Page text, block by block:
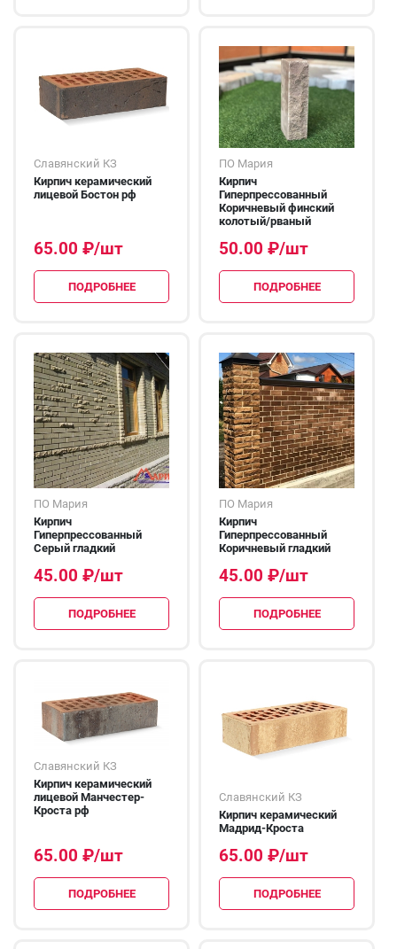
Славянский КЗ
Кирпич керамический
лицевой Бостон рф
65.00 ₽/шт
ПОДРОБНЕЕ
ПО Мария
Кирпич
Гиперпрессованный
Коричневый финский
колотый/рваный
50.00 ₽/шт
ПОДРОБНЕЕ
ПО Мария
Кирпич
Гиперпрессованный
Серый гладкий
45.00 ₽/шт
ПОДРОБНЕЕ
ПО Мария
Кирпич
Гиперпрессованный
Коричневый гладкий
45.00 ₽/шт
ПОДРОБНЕЕ
Славянский КЗ
Кирпич керамический
лицевой Манчестер-
Кроста рф
65.00 ₽/шт
ПОДРОБНЕЕ
Славянский КЗ
Кирпич керамический
Мадрид-Кроста
65.00 ₽/шт
ПОДРОБНЕЕ